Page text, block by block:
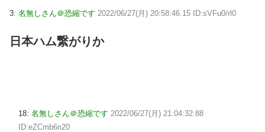
3: 名無しさん＠恐縮です 2022/06/27(月) 20:58:46.15 ID:sVFu0/rl0
日本ハム繋がりか
18: 名無しさん＠恐縮です 2022/06/27(月) 21:04:32.88
ID:eZCmb6n20